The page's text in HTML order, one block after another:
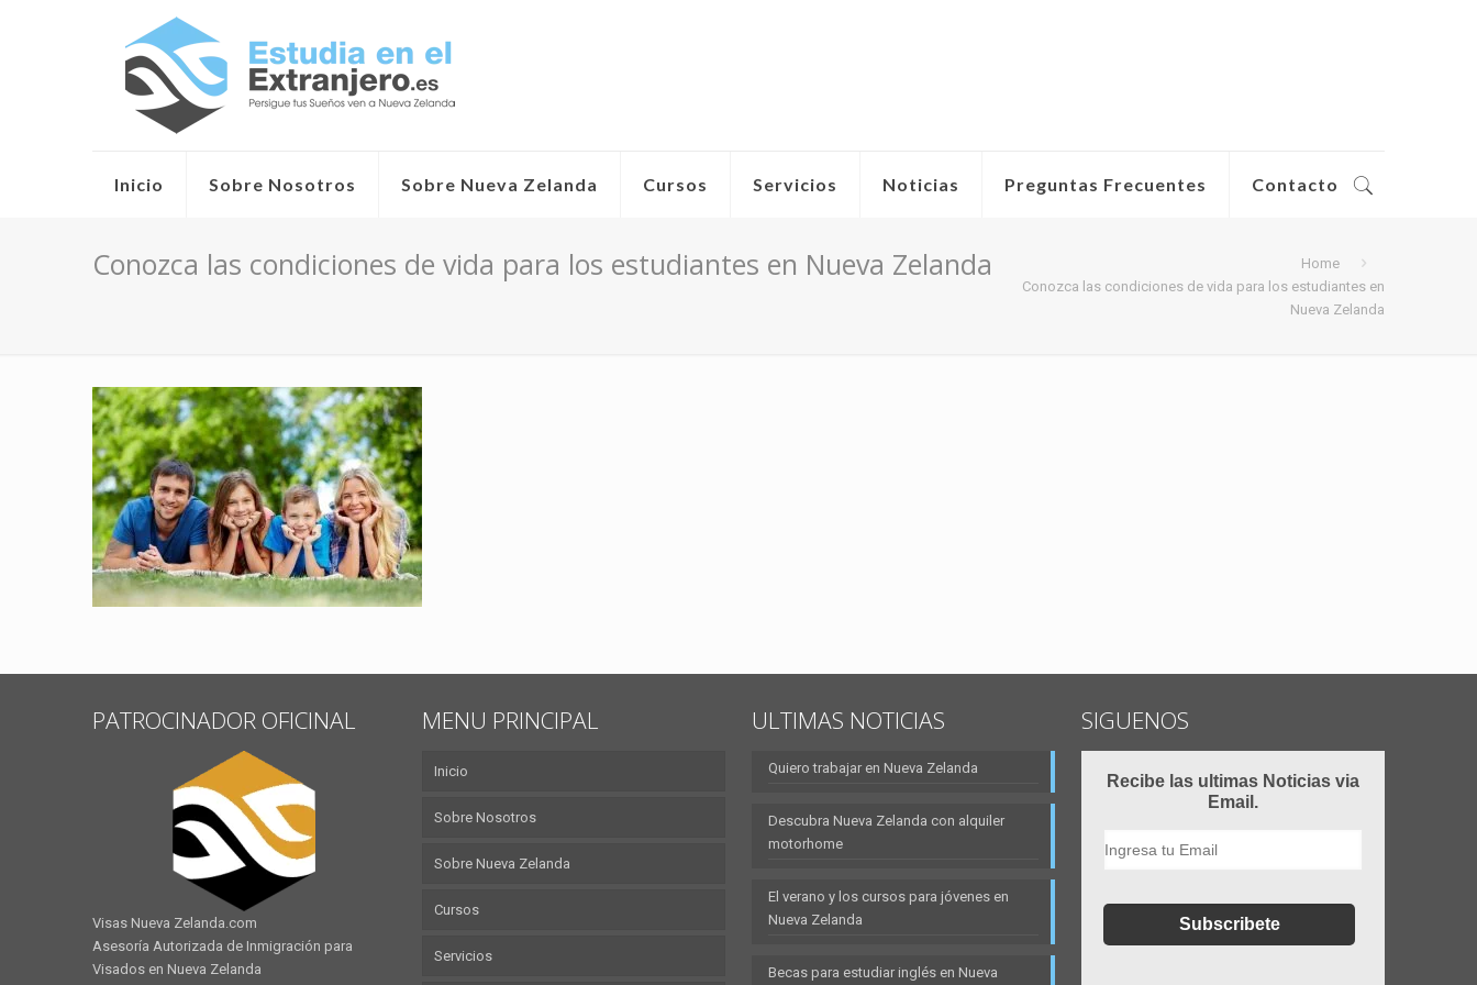
Inicio Sobre Nosotros Sobre Nueva Zelanda Cursos Servicios Noticias Preguntas Frecuentes Contacto
Conozca las condiciones de vida para los estudiantes en Nueva Zelanda
Home
Conozca las condiciones de vida para los estudiantes en
Nueva Zelanda
PATROCINADOR OFICINAL
Visas Nueva Zelanda.com
Asesoría Autorizada de Inmigración para
Visados en Nueva Zelanda
MENU PRINCIPAL
Inicio
Sobre Nosotros
Sobre Nueva Zelanda
Cursos
Servicios
ULTIMAS NOTICIAS
Quiero trabajar en Nueva Zelanda
Descubra Nueva Zelanda con alquiler
motorhome
El verano y los cursos para jóvenes en
Nueva Zelanda
Becas para estudiar inglés en Nueva
SIGUENOS
Recibe las ultimas Noticias via
Email.